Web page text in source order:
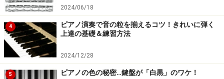
り、場合によっては体を痛めてしまうことです。常に自
分の音や弾き方を客観的にチェックする心がけが必要で
す。
2024/06/18
4
ピアノ演奏で音の粒を揃えるコツ！きれいに弾く
上達の基礎＆練習方法
2024/12/28
5 ピアノの色の秘密…鍵盤が「白黒」のワケ！